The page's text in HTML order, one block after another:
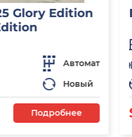
Glory Edition
Автомат
Новый
Подробнее